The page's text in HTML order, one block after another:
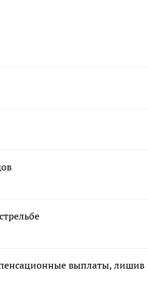
выплаты, лишив